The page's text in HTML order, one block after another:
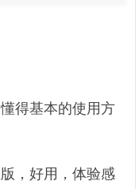
得基本的使用方
，好用，体验感